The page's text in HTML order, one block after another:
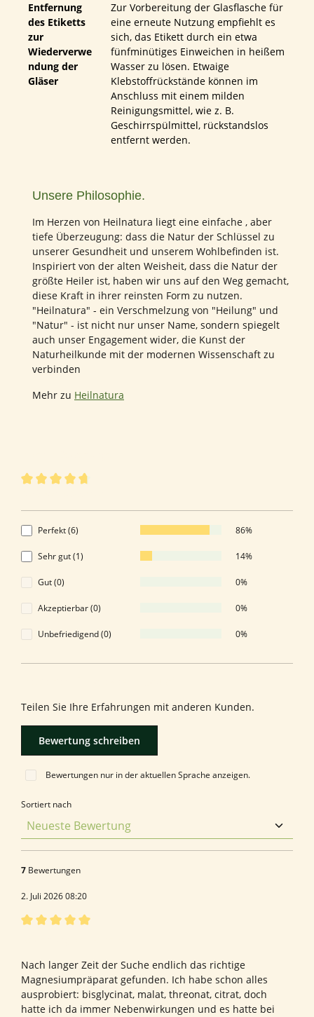
Entfernung
des Etiketts
zur
Wiederverwe
ndung der
Gläser
Zur Vorbereitung der Glasflasche für
eine erneute Nutzung empfiehlt es
sich, das Etikett durch ein etwa
fünfminütiges Einweichen in heißem
Wasser zu lösen. Etwaige
Klebstoffrückstände können im
Anschluss mit einem milden
Reinigungsmittel, wie z. B.
Geschirrspülmittel, rückstandslos
entfernt werden.
Unsere Philosophie.
Im Herzen von Heilnatura liegt eine einfache , aber
tiefe Überzeugung: dass die Natur der Schlüssel zu
unserer Gesundheit und unserem Wohlbefinden ist.
Inspiriert von der alten Weisheit, dass die Natur der
größte Heiler ist, haben wir uns auf den Weg gemacht,
diese Kraft in ihrer reinsten Form zu nutzen.
"Heilnatura" - ein Verschmelzung von "Heilung" und
"Natur" - ist nicht nur unser Name, sondern spiegelt
auch unser Engagement wider, die Kunst der
Naturheilkunde mit der modernen Wissenschaft zu
verbinden
Mehr zu Heilnatura
Perfekt (6) 86%
Sehr gut (1) 14%
Gut (0) 0%
Akzeptierbar (0) 0%
Unbefriedigend (0) 0%
Teilen Sie Ihre Erfahrungen mit anderen Kunden.
Bewertung schreiben
Bewertungen nur in der aktuellen Sprache anzeigen.
Sortiert nach
7 Bewertungen
2. Juli 2026 08:20
Nach langer Zeit der Suche endlich das richtige
Magnesiumpräparat gefunden. Ich habe schon alles
ausprobiert: bisglycinat, malat, threonat, citrat, doch
hatte ich da immer Nebenwirkungen und es hatte bei